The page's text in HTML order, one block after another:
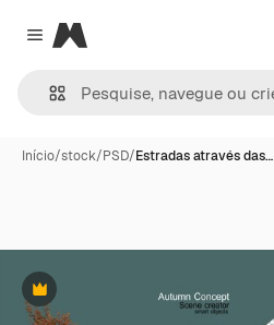
Close menu
Magnific
Início/stock/PSD/Estradas através das…
Premium